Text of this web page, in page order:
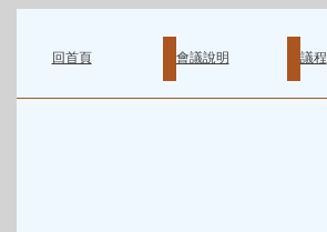
回首頁 會議說明 議程